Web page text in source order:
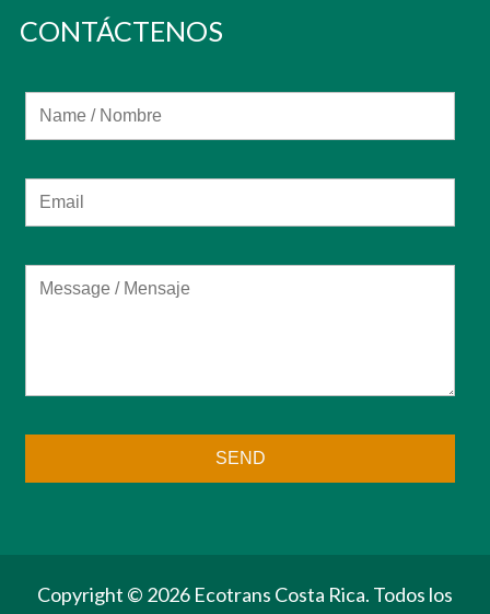
CONTÁCTENOS
Copyright © 2026 Ecotrans Costa Rica. Todos los